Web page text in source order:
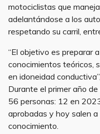
motociclistas que
adelantándose a los
respetando su carril,
“El objetivo es preparar
conocimientos teóricos,
en idoneidad
Durante el primer año
56 personas: 12 en
aprobadas y hoy salen
conocimiento.